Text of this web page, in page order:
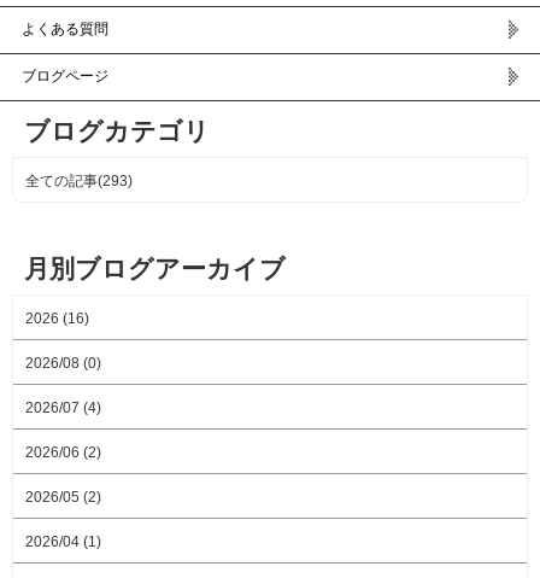
よくある質問
ブログページ
ブログカテゴリ
全ての記事(293)
月別ブログアーカイブ
2026 (16)
2026/08 (0)
2026/07 (4)
2026/06 (2)
2026/05 (2)
2026/04 (1)